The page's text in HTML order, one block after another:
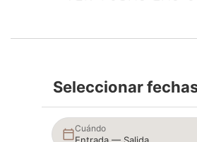
Seleccionar
Cuándo
Entrada — Salida